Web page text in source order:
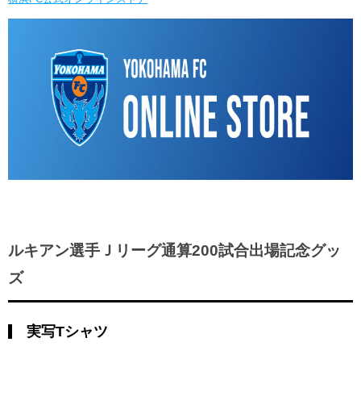
ルキアン選手Ｊリーグ通算200試合出場記念グッ
ズ
実写Tシャツ